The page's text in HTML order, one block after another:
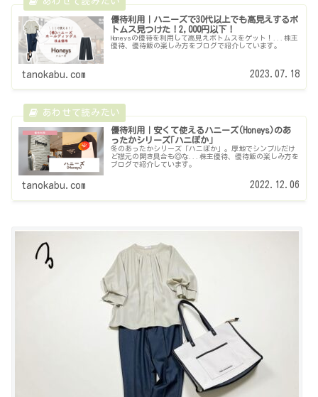
優待利用｜ハニーズで30代以上でも高見えするボ
トムス見つけた！2,000円以下！
Honeysの優待を利用して高見えボトムスをゲット！...株主
優待、優待飯の楽しみ方をブログで紹介しています。
tanokabu.com 2023.07.18
優待利用｜安くて使えるハニーズ(Honeys)のあ
ったかシリーズ｢ハニぽか｣
冬のあったかシリーズ「ハニぽか」。厚地でシンプルだけ
ど襟元の開き具合も◎な...株主優待、優待飯の楽しみ方を
ブログで紹介しています。
tanokabu.com 2022.12.06